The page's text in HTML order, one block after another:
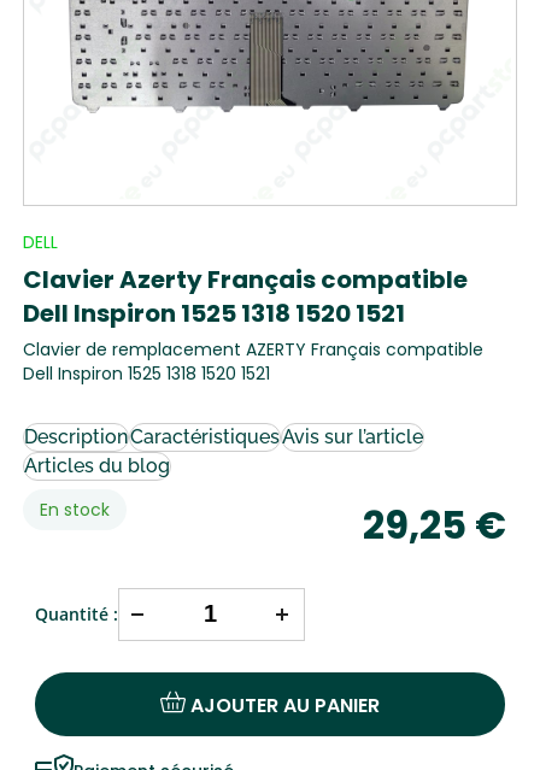
DELL
Clavier Azerty Français compatible
Dell Inspiron 1525 1318 1520 1521
Clavier de remplacement AZERTY Français compatible
Dell Inspiron 1525 1318 1520 1521
DescriptionCaractéristiquesAvis sur l’article
Articles du blog
Disponibilité:
En stock 29,25 €
Quantité :
AJOUTER AU PANIER